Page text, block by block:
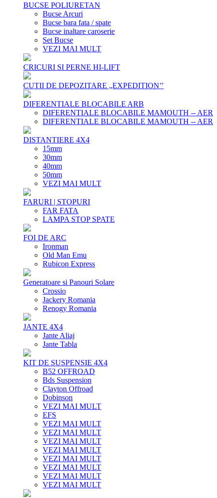
BUCSE POLIURETAN
Bucse Arcuri
Bucse bara fata / spate
Bucse inaltare caroserie
Set Bucse
VEZI MAI MULT
CRICURI SI PERNE HI-LIFT
CUTII DE DEPOZITARE „EXPEDITION’’
DIFERENTIALE BLOCABILE ARB
DIFERENTIALE BLOCABILE MAMOUTH -- AER
DIFERENTIALE BLOCABILE MAMOUTH -- AER
DISTANTIERE 4X4
15mm
30mm
40mm
50mm
VEZI MAI MULT
FARURI | STOPURI
FAR FATA
LAMPA STOP SPATE
FOI DE ARC
Ironman
Old Man Emu
Rubicon Express
Generatoare si Panouri Solare
Crossio
Jackery Romania
Renogy Romania
JANTE 4X4
Jante Aliaj
Jante Tabla
KIT DE SUSPENSIE 4X4
B52 OFFROAD
Bds Suspension
Clayton Offroad
Dobinson
VEZI MAI MULT
EFS
VEZI MAI MULT
VEZI MAI MULT
VEZI MAI MULT
VEZI MAI MULT
VEZI MAI MULT
VEZI MAI MULT
VEZI MAI MULT
VEZI MAI MULT